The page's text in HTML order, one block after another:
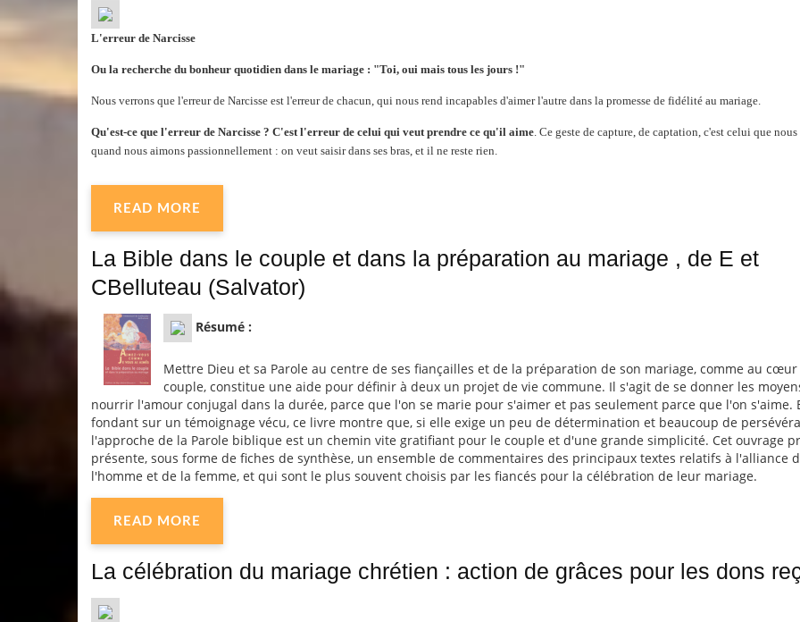
L'erreur de Narcisse
Ou la recherche du bonheur quotidien dans le mariage : "Toi, oui mais tous les jours !"
Nous verrons que l'erreur de Narcisse est l'erreur de chacun, qui nous rend incapables d'aimer l'autre dans la promesse de fidélité au mariage.
Qu'est-ce que l'erreur de Narcisse ? C'est l'erreur de celui qui veut prendre ce qu'il aime. Ce geste de capture, de captation, c'est celui que
quand nous aimons passionnellement : on veut saisir dans ses bras, et il ne reste rien.
READ MORE
La Bible dans le couple et dans la préparation au mariage , de E et
CBelluteau (Salvator)
Résumé :
Mettre Dieu et sa Parole au centre de ses fiançailles et de la préparation de son mariage, comme au
couple, constitue une aide pour définir à deux un projet de vie commune. Il s'agit de se donner les
nourrir l'amour conjugal dans la durée, parce que l'on se marie pour s'aimer et pas seulement parce que l'on s'aime.
fondant sur un témoignage vécu, ce livre montre que, si elle exige un peu de détermination et beaucoup de
l'approche de la Parole biblique est un chemin vite gratifiant pour le couple et d'une grande simplicité. Cet ouvrage
présente, sous forme de fiches de synthèse, un ensemble de commentaires des principaux textes relatifs à l'alliance
l'homme et de la femme, et qui sont le plus souvent choisis par les fiancés pour la célébration de leur mariage.
READ MORE
La célébration du mariage chrétien : action de grâces pour les dons